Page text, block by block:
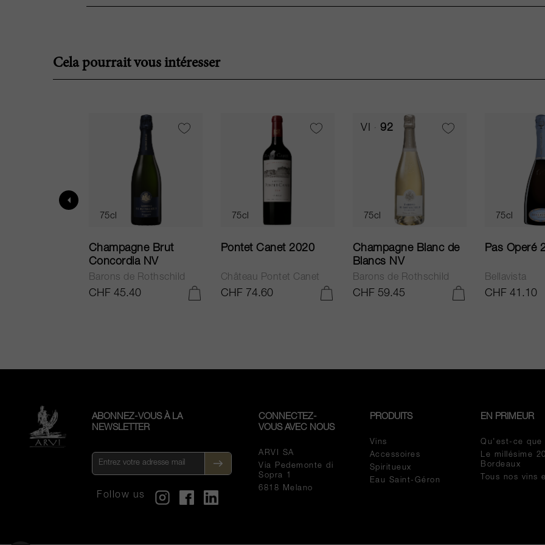
Cela pourrait vous intéresser
75cl
Champagne Brut
Concordia NV
Barons de Rothschild
CHF 45.40
75cl
Pontet Canet 2020
Château Pontet Canet
CHF 74.60
VI 92
75cl
Champagne Blanc de
Blancs NV
Barons de Rothschild
CHF 59.45
75cl
Pas Operé
Bellavista
CHF 41.10
ABONNEZ-VOUS À LA
NEWSLETTER
Follow us
CONNECTEZ-
VOUS AVEC NOUS
ARVI SA
Via Pedemonte di
Sopra 1
6818 Melano
PRODUITS
Vins
Accessoires
Spiritueux
Eau Saint-Géron
EN PRIMEUR
Qu'est-ce que
Le millésime
Bordeaux
Tous nos vins